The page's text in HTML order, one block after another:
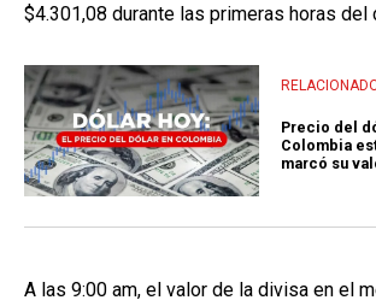
$4.301,08 durante las primeras horas del
Precio del
Colombia
marcó su
A las 9:00 am, el valor de la divisa en el